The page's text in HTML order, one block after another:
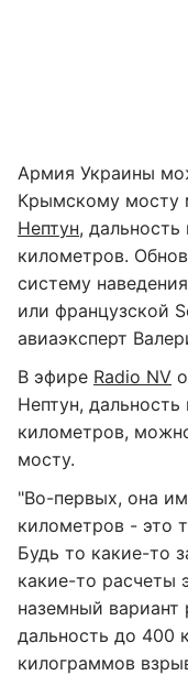
Армия Украины
Крымскому мосту
Нептун,
километров.
систему
или французской
авиаэксперт
В эфире Radio NV
Нептун,
километров,
мосту.
"Во-первых, она
километров - это
Будь то какие-то
какие-то расчеты
наземный вариант
дальность до 400
килограммов